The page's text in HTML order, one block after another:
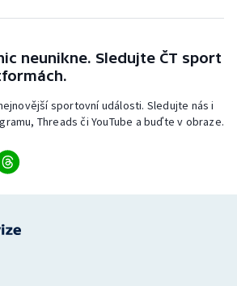
neunikne. Sledujte ČT sport
sportovní události. Sledujte nás i
Threads či YouTube a buďte v obraze.